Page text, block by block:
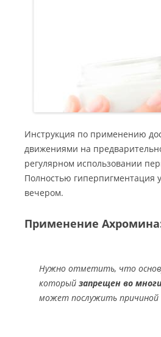
Инструкция по применению
движениями на
регулярном использовании
Полностью гиперпигментация
вечером.
Применение
Нужно отметить, что
который запрещен во
может послужить причиной